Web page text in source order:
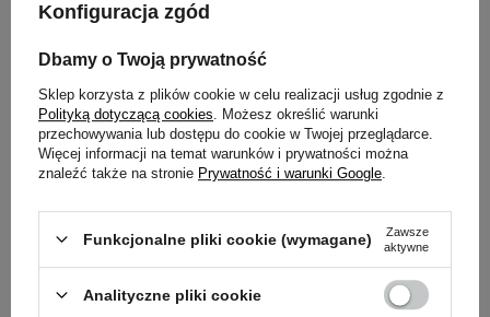
WSPARCIE OD
PODKETO.PL
W wariancie optymalnym jakość paliwa ma
kluczowe znaczenie. Nie interesuje nas
"Dirty Keto". Dostarczamy Ci produkty, które
wspierają Twoje mitochondria.
Konfiguracja zgód
Dbamy o Twoją prywatność
Sklep korzysta z plików cookie w celu realizacji usług zgodnie z
Polityką dotyczącą cookies . Możesz określić warunki
przechowywania lub dostępu do cookie w Twojej przeglądarce.
Więcej informacji na temat warunków i prywatności można
znaleźć także na stronie Prywatność i warunki Google
Funkcjonalne pliki cookie (wymagane)
Zawsze
aktywne
Analityczne pliki cookie